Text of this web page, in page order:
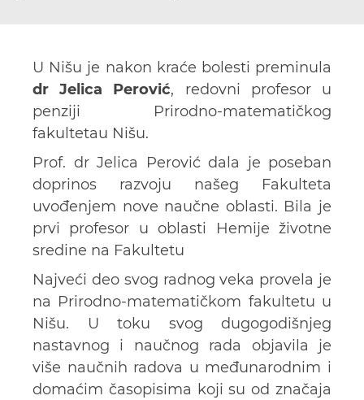
U Nišu je nakon kraće bolesti preminula
dr Jelica Perović, redovni profesor u
penziji Prirodno-matematičkog
fakultetau Nišu.
Prof. dr Jelica Perović dala je poseban
doprinos razvoju našeg Fakulteta
uvođenjem nove naučne oblasti. Bila je
prvi profesor u oblasti Hemije životne
sredine na Fakultetu
Najveći deo svog radnog veka provela je
na Prirodno-matematičkom fakultetu u
Nišu. U toku svog dugogodišnjeg
nastavnog i naučnog rada objavila je
više naučnih radova u međunarodnim i
domaćim časopisima koji su od značaja